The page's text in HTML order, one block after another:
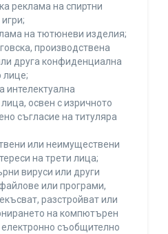
реклама на спиртни
на тютюневи изделия;
производствена
друга конфиденциална
лице;
интелектуална
освен с изричното
съгласие на титуляра
или неимуществени
на трети лица;
вируси или други
или програми,
разстройват или
на компютърен
съобщително